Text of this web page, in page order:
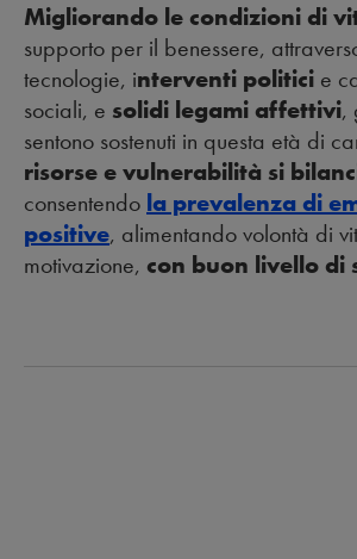
Migliorando le condizioni di
supporto per il benessere,
tecnologie, interventi politici e
sociali, e solidi legami affettivi,
sentono sostenuti in questa età di
risorse e vulnerabilità si
consentendo la prevalenza di
positive, alimentando volontà di
motivazione, con buon livello di